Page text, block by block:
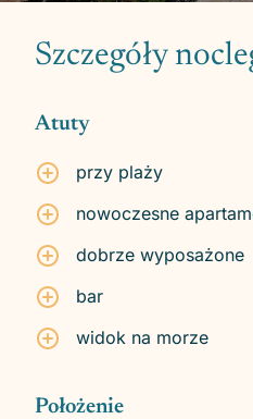
Szczegóły
Atuty
przy plaży
nowoczesne
dobrze wyposażone
bar
widok na morze
Położenie